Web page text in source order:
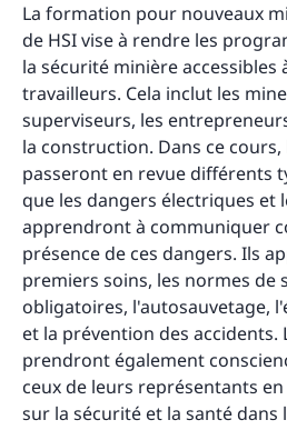
La formation pour nouveaux
de HSI vise à rendre les
la sécurité minière accessibles
travailleurs. Cela inclut les
superviseurs, les
la construction. Dans ce
passeront en revue différents
que les dangers électriques et
apprendront à communiquer
présence de ces dangers. Ils
premiers soins, les normes de
obligatoires, l'autosauvetage,
et la prévention des accidents.
prendront également
ceux de leurs représentants
sur la sécurité et la santé dans